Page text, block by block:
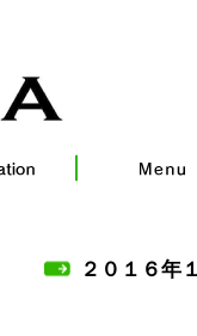
２０１６年